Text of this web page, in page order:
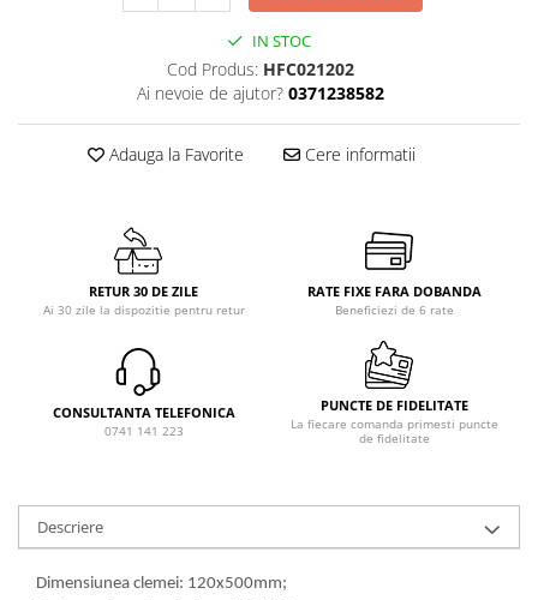
IN STOC
Cod Produs: HFC021202
Ai nevoie de ajutor? 0371238582
Adauga la Favorite Cere informatii
RETUR 30 DE ZILE
Ai 30 zile la dispozitie pentru retur
RATE FIXE FARA DOBANDA
Beneficiezi de 6 rate
CONSULTANTA TELEFONICA
0741 141 223
PUNCTE DE FIDELITATE
La fiecare comanda primesti puncte
de fidelitate
Descriere
Dimensiunea clemei: 120x500mm;